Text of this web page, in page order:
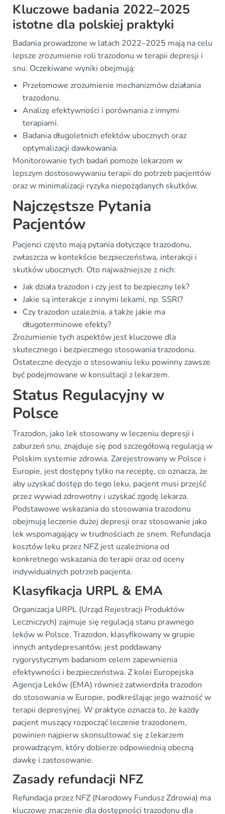
Kluczowe badania 2022–2025
istotne dla polskiej praktyki
Badania prowadzone w latach 2022–2025 mają na celu
lepsze zrozumienie roli trazodonu w terapii depresji i
snu. Oczekiwane wyniki obejmują:
Przełomowe zrozumienie mechanizmów działania
trazodonu.
Analizę efektywności i porównania z innymi
terapiami.
Badania długoletnich efektów ubocznych oraz
optymalizacji dawkowania.
Monitorowanie tych badań pomoże lekarzom w
lepszym dostosowywaniu terapii do potrzeb pacjentów
oraz w minimalizacji ryzyka niepożądanych skutków.
Najczęstsze Pytania
Pacjentów
Pacjenci często mają pytania dotyczące trazodonu,
zwłaszcza w kontekście bezpieczeństwa, interakcji i
skutków ubocznych. Oto najważniejsze z nich:
Jak działa trazodon i czy jest to bezpieczny lek?
Jakie są interakcje z innymi lekami, np. SSRI?
Czy trazodon uzależnia, a także jakie ma
długoterminowe efekty?
Zrozumienie tych aspektów jest kluczowe dla
skutecznego i bezpiecznego stosowania trazodonu.
Ostateczne decyzje o stosowaniu leku powinny zawsze
być podejmowane w konsultacji z lekarzem.
Status Regulacyjny w
Polsce
Trazodon, jako lek stosowany w leczeniu depresji i
zaburzeń snu, znajduje się pod szczegółową regulacją w
Polskim systemie zdrowia. Zarejestrowany w Polsce i
Europie, jest dostępny tylko na receptę, co oznacza, że
aby uzyskać dostęp do tego leku, pacjent musi przejść
przez wywiad zdrowotny i uzyskać zgodę lekarza.
Podstawowe wskazania do stosowania trazodonu
obejmują leczenie dużej depresji oraz stosowanie jako
lek wspomagający w trudnościach ze snem. Refundacja
kosztów leku przez NFZ jest uzależniona od
konkretnego wskazania do terapii oraz od oceny
indywidualnych potrzeb pacjenta.
Klasyfikacja URPL & EMA
Organizacja URPL (Urząd Rejestracji Produktów
Leczniczych) zajmuje się regulacją stanu prawnego
leków w Polsce. Trazodon, klasyfikowany w grupie
innych antydepresantów, jest poddawany
rygorystycznym badaniom celem zapewnienia
efektywności i bezpieczeństwa. Z kolei Europejska
Agencja Leków (EMA) również zatwierdziła trazodon
do stosowania w Europie, podkreślając jego ważność w
terapii depresyjnej. W praktyce oznacza to, że każdy
pacjent muszący rozpocząć leczenie trazodonem,
powinien najpierw skonsultować się z lekarzem
prowadzącym, który dobierze odpowiednią obecną
dawkę i zastosowanie.
Zasady refundacji NFZ
Refundacja przez NFZ (Narodowy Fundusz Zdrowia) ma
kluczowe znaczenie dla dostępności trazodonu dla